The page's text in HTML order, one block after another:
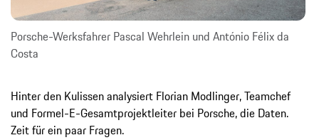
Porsche-Werksfahrer Pascal Wehrlein und António Félix da
Costa
Hinter den Kulissen analysiert Florian Modlinger, Teamchef
und Formel-E-Gesamtprojektleiter bei Porsche, die Daten.
Zeit für ein paar Fragen.